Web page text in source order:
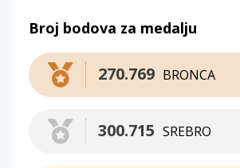
Broj bodova za medalju
BRONCA
270.769
SREBRO
300.715